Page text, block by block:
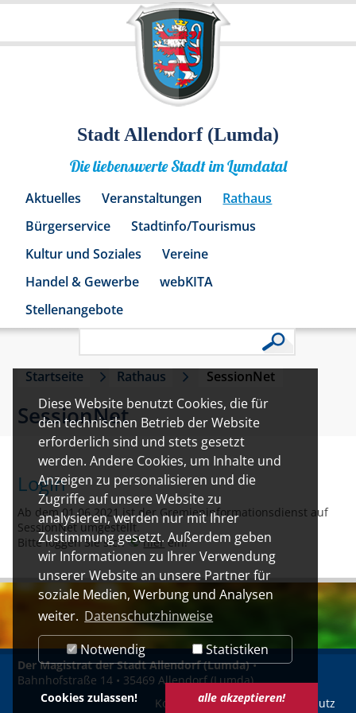
Diese Website benutzt Cookies, die für
den technischen Betrieb der Website
erforderlich sind und stets gesetzt
werden. Andere Cookies, um Inhalte und
Anzeigen zu personalisieren und die
Zugriffe auf unsere Website zu
analysieren, werden nur mit Ihrer
Zustimmung gesetzt. Außerdem geben
wir Informationen zu Ihrer Verwendung
unserer Website an unsere Partner für
soziale Medien, Werbung und Analysen
weiter. Datenschutzhinweise
Notwendig
Statistiken
Cookies zulassen! alle akzeptieren!
Stadt Allendorf (Lumda)
Die liebenswerte Stadt im Lumdatal
Aktuelles Veranstaltungen
Rathaus
Bürgerservice
Stadtinfo/Tourismus
Kultur und Soziales
Vereine
Handel & Gewerbe
webKITA
Stellenangebote
Startseite Rathaus SessionNet
SessionNet
Login
Ab dem 01.06.2021 ist der Gremieninformationsdienst auf
SessionNet umgestellt.
Bitte loggen Sie sich
hier ein!
Der Magistrat der Stadt Allendorf (Lumda)•
Bahnhofstraße 14 • 35469 Allendorf (Lumda)
Kontakt
Impressum Datenschutz